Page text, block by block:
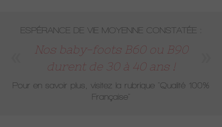
ESPÉRANCE DE VIE MOYENNE CONSTATÉE :
Nos baby-foots B60 ou B90
durent de 30 à 40 ans !
Pour en savoir plus, visitez la rubrique "Qualité 100%
Française"